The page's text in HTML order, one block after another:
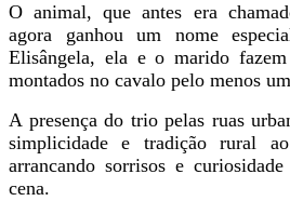
O animal, que antes era
agora ganhou um nome
Elisângela, ela e o marido
montados no cavalo pelo menos
A presença do trio pelas ruas
simplicidade e tradição rural
arrancando sorrisos e
cena.